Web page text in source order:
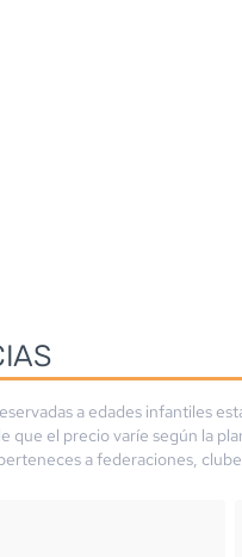
a edades infantiles
que el precio varíe según la
a federaciones,